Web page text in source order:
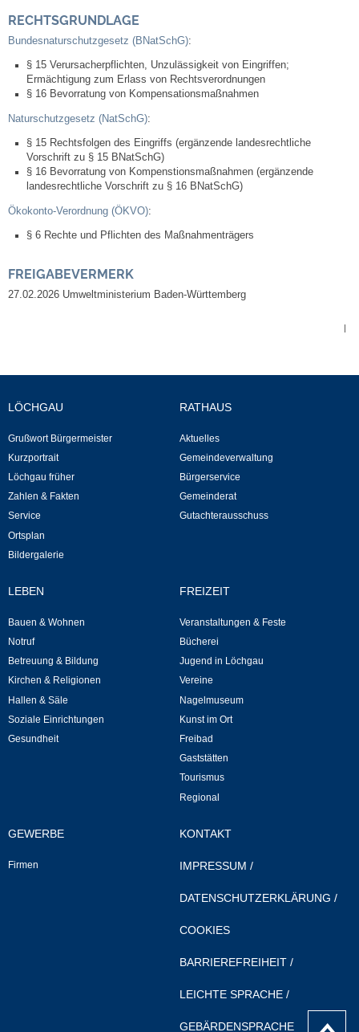
NETZMonitor
Bodenrichtwerte
Bezirksschornsteinfeger
Laufende beschränkte Ausschreibungen
Bebauungspläne
Förderprogramm Balkonkraftwerk
Betreuung & Bildung
Schulen
Kindergärten
Musikschule
Katholische Kirchengemeinde
Neuapostolische Kirche
Hallen & Säle
Hallen- und Raumreservierung
RECHTSGRUNDLAGE
Bundesnaturschutzgesetz (BNatSchG):
§ 15 Verursacherpflichten, Unzulässigkeit von Eingriffen;
Ermächtigung zum Erlass von Rechtsverordnungen
§ 16 Bevorratung von Kompensationsmaßnahmen
Naturschutzgesetz (NatSchG):
§ 15 Rechtsfolgen des Eingriffs (ergänzende landesrechtliche
Vorschrift zu § 15 BNatSchG)
§ 16 Bevorratung von Kompenstionsmaßnahmen (ergänzende
landesrechtliche Vorschrift zu § 16 BNatSchG)
Ökokonto-Verordnung (ÖKVO):
§ 6 Rechte und Pflichten des Maßnahmenträgers
FREIGABEVERMERK
27.02.2026 Umweltministerium Baden-Württemberg
|
LÖCHGAU
Grußwort Bürgermeister
Kurzportrait
Löchgau früher
Zahlen & Fakten
Service
Ortsplan
Bildergalerie
RATHAUS
Aktuelles
Gemeindeverwaltung
Bürgerservice
Gemeinderat
Gutachterausschuss
LEBEN
Bauen & Wohnen
Notruf
Betreuung & Bildung
Kirchen & Religionen
Hallen & Säle
Soziale Einrichtungen
Gesundheit
FREIZEIT
Veranstaltungen & Feste
Bücherei
Jugend in Löchgau
Vereine
Nagelmuseum
Kunst im Ort
Freibad
Gaststätten
Tourismus
Regional
GEWERBE
Firmen
KONTAKT
IMPRESSUM /
DATENSCHUTZERKLÄRUNG /
COOKIES
BARRIEREFREIHEIT /
LEICHTE SPRACHE /
GEBÄRDENSPRACHE